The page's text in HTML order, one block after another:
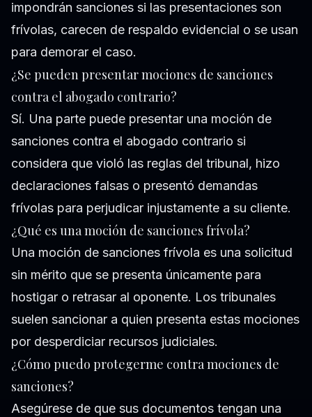
impondrán sanciones si las presentaciones son
frívolas, carecen de respaldo evidencial o se usan
para demorar el caso.
¿Se pueden presentar mociones de sanciones
contra el abogado contrario?
Sí. Una parte puede presentar una moción de
sanciones contra el abogado contrario si
considera que violó las reglas del tribunal, hizo
declaraciones falsas o presentó demandas
frívolas para perjudicar injustamente a su cliente.
¿Qué es una moción de sanciones frívola?
Una moción de sanciones frívola es una solicitud
sin mérito que se presenta únicamente para
hostigar o retrasar al oponente. Los tribunales
suelen sancionar a quien presenta estas mociones
por desperdiciar recursos judiciales.
¿Cómo puedo protegerme contra mociones de
sanciones?
Asegúrese de que sus documentos tengan una